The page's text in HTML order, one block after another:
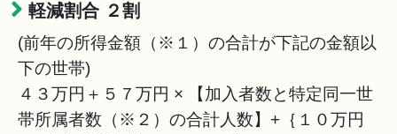
軽減割合 ２割
(前年の所得金額（※１）の合計が下記の金額以
下の世帯)
４３万円＋５７万円 × 【加入者数と特定同一世
帯所属者数（※２）の合計人数】+｛１０万円